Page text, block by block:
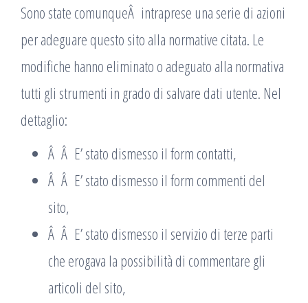
Sono state comunqueÂ intraprese una serie di azioni
per adeguare questo sito alla normative citata. Le
modifiche hanno eliminato o adeguato alla normativa
tutti gli strumenti in grado di salvare dati utente. Nel
dettaglio:
Â Â E’ stato dismesso il form contatti,
Â Â E’ stato dismesso il form commenti del
sito,
Â Â E’ stato dismesso il servizio di terze parti
che erogava la possibilità di commentare gli
articoli del sito,